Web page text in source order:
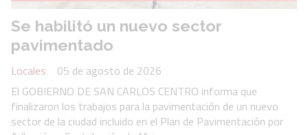
Se habilitó un nuevo sector
pavimentado
Locales
05 de agosto de 2026
El GOBIERNO DE SAN CARLOS CENTRO informa que
finalizaron los trabajos para la pavimentación de un nuevo
sector de la ciudad incluido en el Plan de Pavimentación por